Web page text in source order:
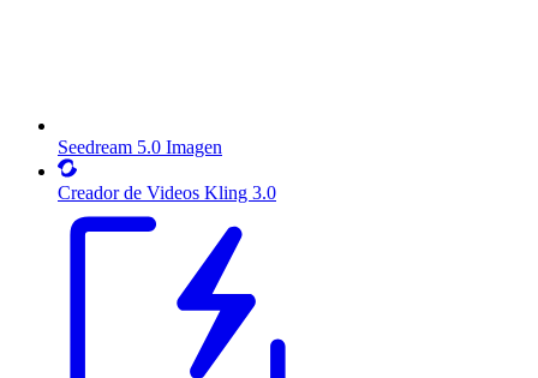
Seedream 5.0 Imagen
Creador de Videos Kling 3.0